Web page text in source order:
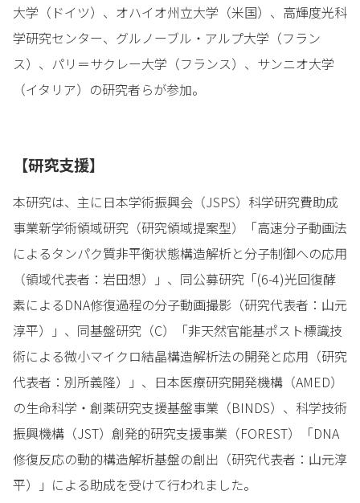
大学（ドイツ）、オハイオ州立大学（米国）、高輝度光科
学研究センター、グルノーブル・アルプ大学（フラン
ス）、パリ＝サクレー大学（フランス）、サンニオ大学
（イタリア）の研究者らが参加。
【研究支援】
本研究は、主に日本学術振興会（JSPS）科学研究費助成
事業新学術領域研究（研究領域提案型）「高速分子動画法
によるタンパク質非平衡状態構造解析と分子制御への応用
（領域代表者：岩田想）」、同公募研究「(6-4)光回復酵
素によるDNA修復過程の分子動画撮影（研究代表者：山元
淳平）」、同基盤研究（C）「非天然官能基ポスト標識技
術による微小マイクロ結晶構造解析法の開発と応用（研究
代表者：別所義隆）」、日本医療研究開発機構（AMED）
の生命科学・創薬研究支援基盤事業（BINDS）、科学技術
振興機構（JST）創発的研究支援事業（FOREST）「DNA
修復反応の動的構造解析基盤の創出（研究代表者：山元淳
平）」による助成を受けて行われました。